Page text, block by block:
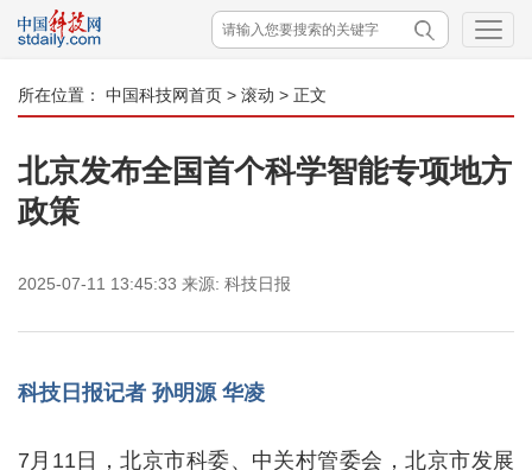
所在位置： 中国科技网首页 > 滚动 > 正文
北京发布全国首个科学智能专项地方
政策
2025-07-11 13:45:33 来源: 科技日报
科技日报记者 孙明源 华凌
7月11日，北京市科委、中关村管委会，北京市发展